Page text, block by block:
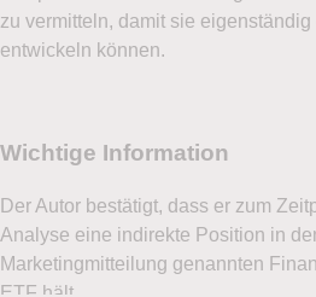
Datenschutzerklärung
Optionsreport von LYNX zu
LYNX mir regelmäßige
Angeboten, Neuigkeiten
Marketingnachrichten
zu vermitteln, damit sie
entwickeln können.